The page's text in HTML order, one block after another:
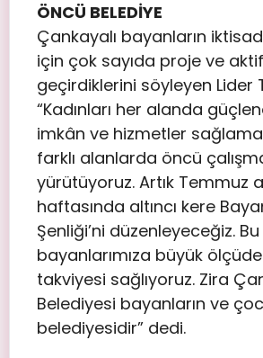
ÖNCÜ BELEDİYE
Çankayalı bayanların
için çok sayıda proje ve
geçirdiklerini söyleyen Lider
“Kadınları her alanda
imkân ve hizmetler
farklı alanlarda öncü
yürütüyoruz. Artık Temmuz
haftasında altıncı kere
Şenliği’ni düzenleyeceğiz.
bayanlarımıza büyük
takviyesi sağlıyoruz. Zira
Belediyesi bayanların ve
belediyesidir” dedi.